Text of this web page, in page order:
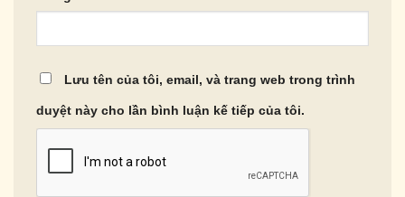
Lưu tên của tôi, email, và trang web trong trình
duyệt này cho lần bình luận kế tiếp của tôi.